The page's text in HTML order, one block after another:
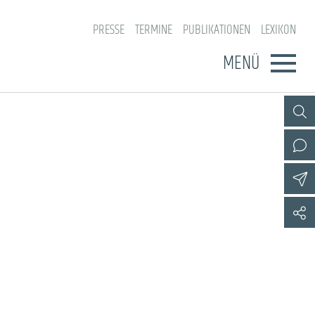
PRESSE TERMINE PUBLIKATIONEN LEXIKON
MENÜ